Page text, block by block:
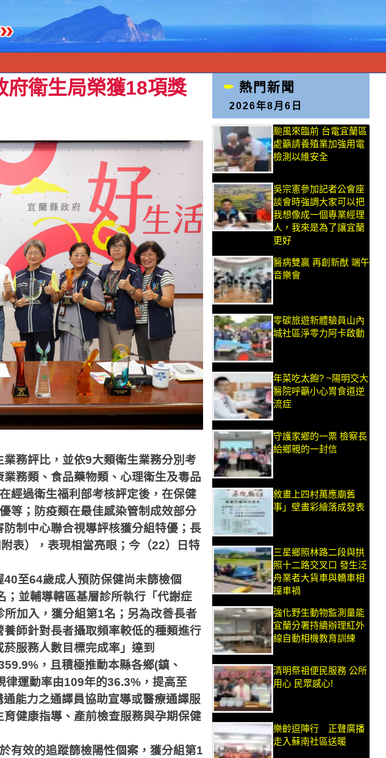
府衛生局榮獲18項獎
業務評比，並依9大類衛生業務分別考
務類、食品藥物類、心理衛生及毒品
經過衛生福利部考核評定後，在保健
等；防疫類在最佳感染管制成效部分
制中心聯合視導評核獲分組特優；長
表），表現相當亮眼；今（22）日特
40至64歲成人預防保健尚未篩檢個
；並輔導轄區基層診所執行「代謝症
所加入，獲分組第1名；另為改善長者
師針對長者攝取頻率較低的種類進行
服務人數目標完成率」達到
，且積極推動本縣各鄉(鎮、
律運動率由109年的36.3%，提高至
能力之通譯員協助宣導或醫療通譯服
健康指導、產前檢查服務與孕期保健
有效的追蹤篩檢陽性個案，獲分組第1
熱門新聞
2026年8月6日
颱風來臨前 台電宜蘭區
處籲請養殖業加強用電
檢測以維安全
吳宗憲參加記者公會座
談會時強調大家可以把
我想像成一個專業經理
人，我來是為了讓宜蘭
更好
醫病雙贏 再創新猷 端午
音樂會
零碳旅遊新體驗員山內
城社區淨零力阿卡啟動
年菜吃太飽? ~陽明交大
醫院呼籲小心胃食道逆
流症
守護家鄉的一票 檢察長
給鄉親的一封信
敘畫上四村萬應廟舊
事」壁畫彩繪落成發表
三星鄉照林路二段與拱
照十二路交叉口 發生泛
舟業者大貨車與轎車相
撞車禍
強化野生動物監測量能
宜蘭分署持續辦理紅外
線自動相機教育訓練
清明祭祖便民服務 公所
用心 民眾感心!
樂齡逗陣行 正聲廣播
走入蘇南社區送暖